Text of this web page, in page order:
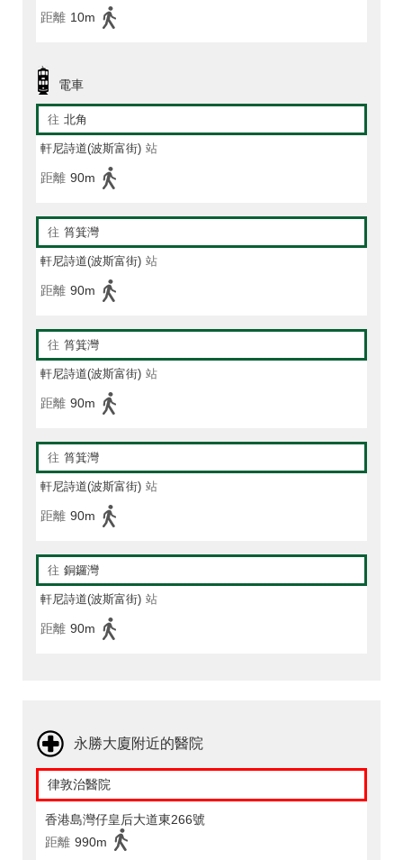
距離 10m
電車
往 北角
軒尼詩道(波斯富街) 站
距離 90m
往 筲箕灣
軒尼詩道(波斯富街) 站
距離 90m
往 筲箕灣
軒尼詩道(波斯富街) 站
距離 90m
往 筲箕灣
軒尼詩道(波斯富街) 站
距離 90m
往 銅鑼灣
軒尼詩道(波斯富街) 站
距離 90m
永勝大廈附近的醫院
律敦治醫院
香港島灣仔皇后大道東266號
距離 990m